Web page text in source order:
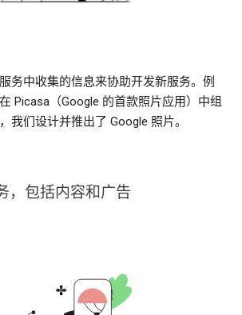
务中收集的信息来协助开发新服务。例
Picasa（Google 的首款照片应用）中组
我们设计并推出了 Google 照片。
，包括内容和广告